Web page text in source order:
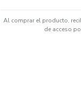
Al comprar el producto,
de acceso